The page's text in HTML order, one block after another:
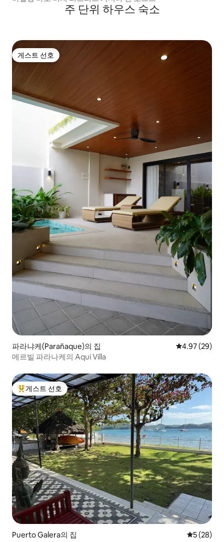
주 단위 하우스 숙소
게스트 선호
게스트 선호
파라냐케(Parañaque)의 집 평점 4.97점(5
4.97 (29)
메르빌 파라나케의 Aqui Villa
상위 게스트 선호
게스트 선호
Puerto Galera의 집 평점 5점(5
5 (28)